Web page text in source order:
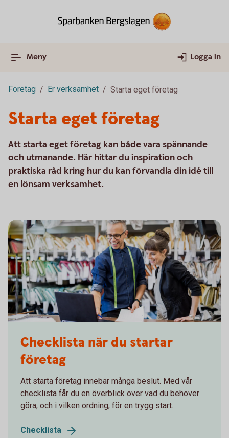
Meny Logga in
Företag Er verksamhet Starta eget företag
Starta eget företag
Att starta eget företag kan både vara spännande
och utmanande. Här hittar du inspiration och
praktiska råd kring hur du kan förvandla din idé till
en lönsam verksamhet.
Checklista när du startar
företag
Att starta företag innebär många beslut. Med vår
checklista får du en överblick över vad du behöver
göra, och i vilken ordning, för en trygg start.
Checklista